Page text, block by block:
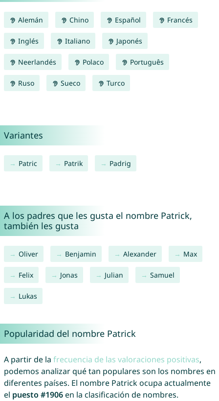
Alemán Chino Español Francés
Inglés Italiano Japonés
Neerlandés Polaco Português
Ruso Sueco Turco
Variantes
Patric Patrik Padrig
A los padres que les gusta el nombre Patrick,
también les gusta
Oliver Benjamin Alexander Max
Felix Jonas Julian Samuel
Lukas
Popularidad del nombre Patrick
A partir de la frecuencia de las valoraciones positivas,
podemos analizar qué tan populares son los nombres en
diferentes países. El nombre Patrick ocupa actualmente
el puesto #1906en la clasificación de nombres.